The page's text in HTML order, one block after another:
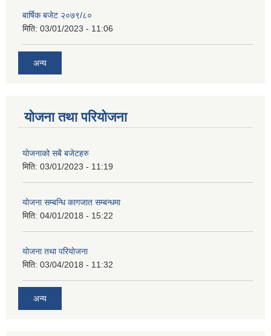
बार्षिक बजेट २०७९/८०
मिति: 03/01/2023 - 11:06
अन्य
योजना तथा परियोजना
योजनाको सबै बजेटहरु
मिति: 03/01/2023 - 11:19
याेजना सम्बन्धि कागजात सम्बन्धमा
मिति: 04/01/2018 - 15:22
याेजना तथा परियाेजना
मिति: 03/04/2018 - 11:32
अन्य